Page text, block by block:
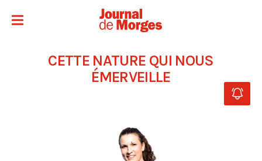
CETTE NATURE QUI NOUS
ÉMERVEILLE